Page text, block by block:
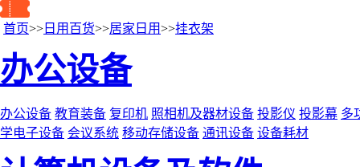
首页>> 日用百货>>居家日用>>挂衣架
办公设备
办公设备 教育装备 复印机 照相机及器材设备 投影仪 投影幕 多
学电子设备 会议系统 移动存储设备 通讯设备 设备耗材